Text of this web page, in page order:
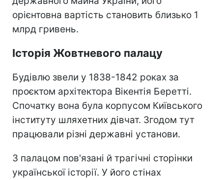
орієнтовна вартість становить близько 1
млрд гривень.
Історія Жовтневого палацу
Будівлю звели у 1838-1842 роках за
проєктом архітектора Вікентія Беретті.
Спочатку вона була корпусом Київського
інституту шляхетних дівчат. Згодом тут
працювали різні державні установи.
З палацом пов'язані й трагічні сторінки
української історії. У його стінах